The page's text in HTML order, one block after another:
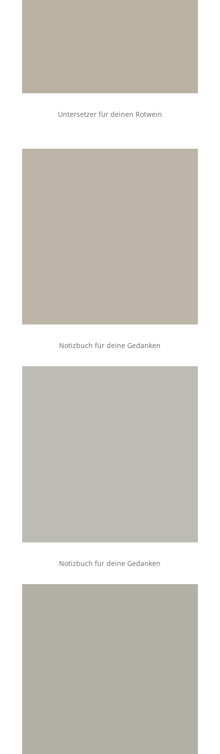
Untersetzer für deinen Rotwein
Notizbuch für deine Gedanken
Notizbuch für deine Gedanken